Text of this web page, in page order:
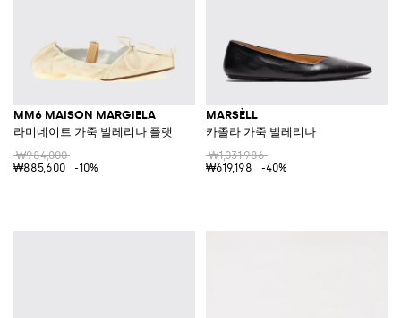
MM6 MAISON MARGIELA
라미네이트 가죽 발레리나 플랫
₩984,000
₩885,600
-10%
MARSÈLL
카졸라 가죽 발레리나
₩1,031,986
₩619,198
-40%